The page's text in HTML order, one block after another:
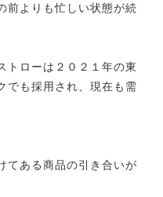
前よりも忙しい状態が続
トローは２０２１年の東
でも採用され、現在も需
てある商品の引き合いが